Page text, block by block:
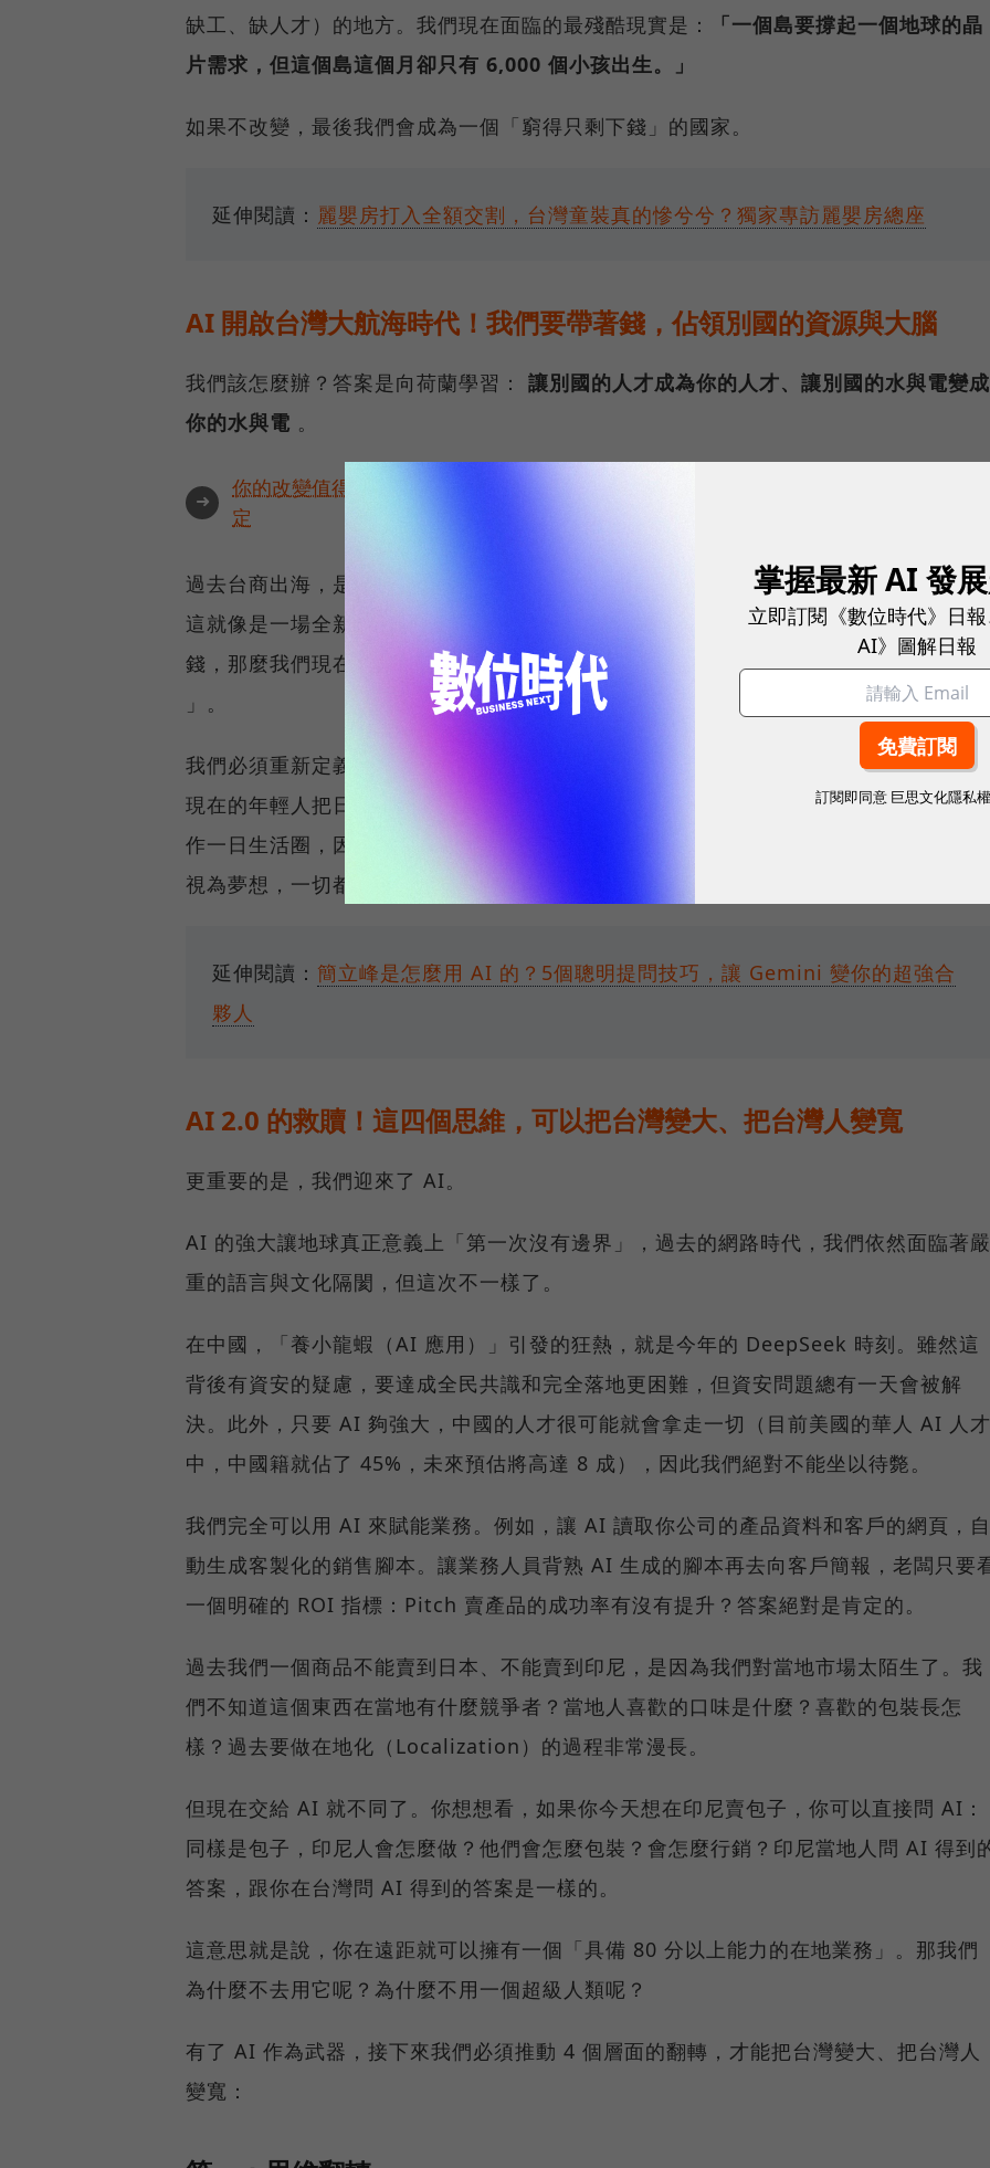
缺工、缺人才）的地方。我們現在面臨的最殘酷現實是：
「一個島要撐起一個地球的晶
片需求，但這個島這個月卻只有 6,000 個小孩出生。」
如果不改變，最後我們會成為一個「窮得只剩下錢」的國家。
延伸閱讀： 麗嬰房打入全額交割，台灣童裝真的慘兮兮？獨家專訪麗嬰房總座
AI 開啟台灣大航海時代！我們要帶著錢，佔領別國的資源與大腦
我們該怎麼辦？答案是向荷蘭學習： 讓別國的人才成為你的人才、讓別國的水與電變成
你的水與電 。
➜
你的改變值得被看見🔥最具全球市場潛能的創新實踐！立即報名100 MVP，挑戰雙獎肯
定
過去台商出海，是為了尋找廉價的「人力」；現在的出海，必須是為了「人才」而去。
這就像是一場全新的大航海時代，這艘船載著的是全球的人才。如果說台灣窮得只剩下
錢，那麼我們現在最合理的策略，就是「帶著錢出去，合理地佔領別人的資源與大腦
」。
我們必須重新定義台灣的「一日生活圈」。過去的長輩把上海、香港當作一日生活圈；
現在的年輕人把日本當一日生活圈。我更希望未來有企業家能把越南（如胡志明市）當
作一日生活圈，因為台灣缺的人，必須從這些地方補足。現在越南的年輕人普遍把台灣
視為夢想，一切都想向台灣看齊，這就是我們的機會。
延伸閱讀： 簡立峰是怎麼用 AI 的？5個聰明提問技巧，讓 Gemini 變你的超強合
夥人
AI 2.0 的救贖！這四個思維，可以把台灣變大、把台灣人變寬
更重要的是，我們迎來了 AI。
AI 的強大讓地球真正意義上「第一次沒有邊界」，過去的網路時代，我們依然面臨著嚴
重的語言與文化隔閡，但這次不一樣了。
在中國，「養小龍蝦（AI 應用）」引發的狂熱，就是今年的 DeepSeek 時刻。雖然這
背後有資安的疑慮，要達成全民共識和完全落地更困難，但資安問題總有一天會被解
決。此外，只要 AI 夠強大，中國的人才很可能就會拿走一切（目前美國的華人 AI 人才
中，中國籍就佔了 45%，未來預估將高達 8 成），因此我們絕對不能坐以待斃。
我們完全可以用 AI 來賦能業務。例如，讓 AI 讀取你公司的產品資料和客戶的網頁，自
動生成客製化的銷售腳本。讓業務人員背熟 AI 生成的腳本再去向客戶簡報，老闆只要
一個明確的 ROI 指標：Pitch 賣產品的成功率有沒有提升？答案絕對是肯定的。
過去我們一個商品不能賣到日本、不能賣到印尼，是因為我們對當地市場太陌生了。我
們不知道這個東西在當地有什麼競爭者？當地人喜歡的口味是什麼？喜歡的包裝長怎
樣？過去要做在地化（Localization）的過程非常漫長。
但現在交給 AI 就不同了。你想想看，如果你今天想在印尼賣包子，你可以直接問 AI：
同樣是包子，印尼人會怎麼做？他們會怎麼包裝？會怎麼行銷？印尼當地人問 AI 得到
答案，跟你在台灣問 AI 得到的答案是一樣的。
這意思就是說，你在遠距就可以擁有一個「具備 80 分以上能力的在地業務」。那我們
為什麼不去用它呢？為什麼不用一個超級人類呢？
有了 AI 作為武器，接下來我們必須推動 4 個層面的翻轉，才能把台灣變大、把台灣人
變寬：
掌握最新 AI 發
立即訂閱《數位時代》日
AI》圖解日報
訂閱即同意 巨思文化隱私